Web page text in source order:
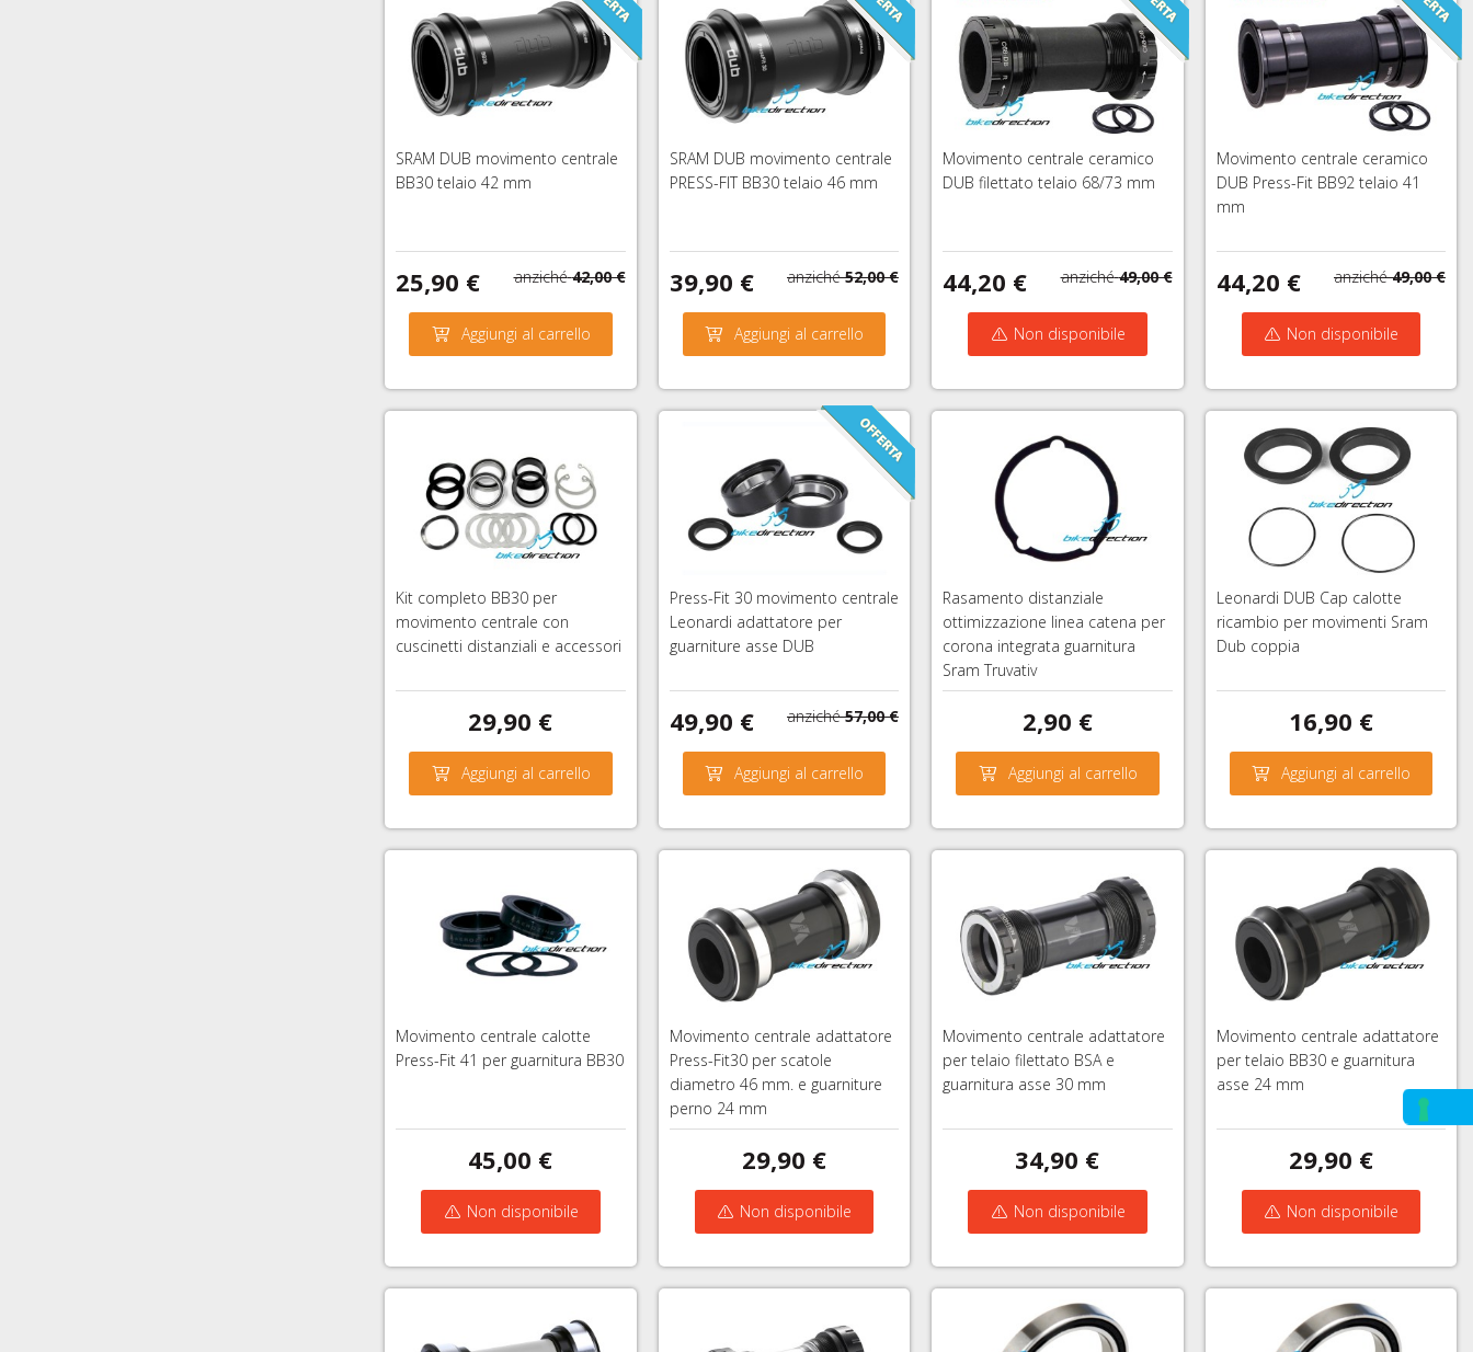
SRAM DUB movimento centrale
BB30 telaio 42 mm
25,90 € anziché 42,00 €
Aggiungi al carrello
SRAM DUB movimento centrale
PRESS-FIT BB30 telaio 46 mm
39,90 € anziché 52,00 €
Aggiungi al carrello
Movimento centrale ceramico
DUB filettato telaio 68/73 mm
44,20 € anziché 49,00 €
Non disponibile
Movimento centrale ceramico
DUB Press-Fit BB92 telaio 41
mm
44,20 € anziché 49,00 €
Non disponibile
Kit completo BB30 per
movimento centrale con
cuscinetti distanziali e accessori
29,90 €
Aggiungi al carrello
Press-Fit 30 movimento centrale
Leonardi adattatore per
guarniture asse DUB
49,90 € anziché 57,00 €
Aggiungi al carrello
Rasamento distanziale
ottimizzazione linea catena per
corona integrata guarnitura
Sram Truvativ
2,90 €
Aggiungi al carrello
Leonardi DUB Cap calotte
ricambio per movimenti Sram
Dub coppia
16,90 €
Aggiungi al carrello
Movimento centrale calotte
Press-Fit 41 per guarnitura BB30
45,00 €
Non disponibile
Movimento centrale adattatore
Press-Fit30 per scatole
diametro 46 mm. e guarniture
perno 24 mm
29,90 €
Non disponibile
Movimento centrale adattatore
per telaio filettato BSA e
guarnitura asse 30 mm
34,90 €
Non disponibile
Movimento centrale adattatore
per telaio BB30 e guarnitura
asse 24 mm
29,90 €
Non disponibile